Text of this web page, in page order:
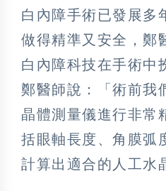
白內障手術已發展多
做得精準又安全，鄭
白內障科技在手術中
鄭醫師說：「術前我
晶體測量儀進行非常
括眼軸長度、角膜弧
計算出適合的人工水